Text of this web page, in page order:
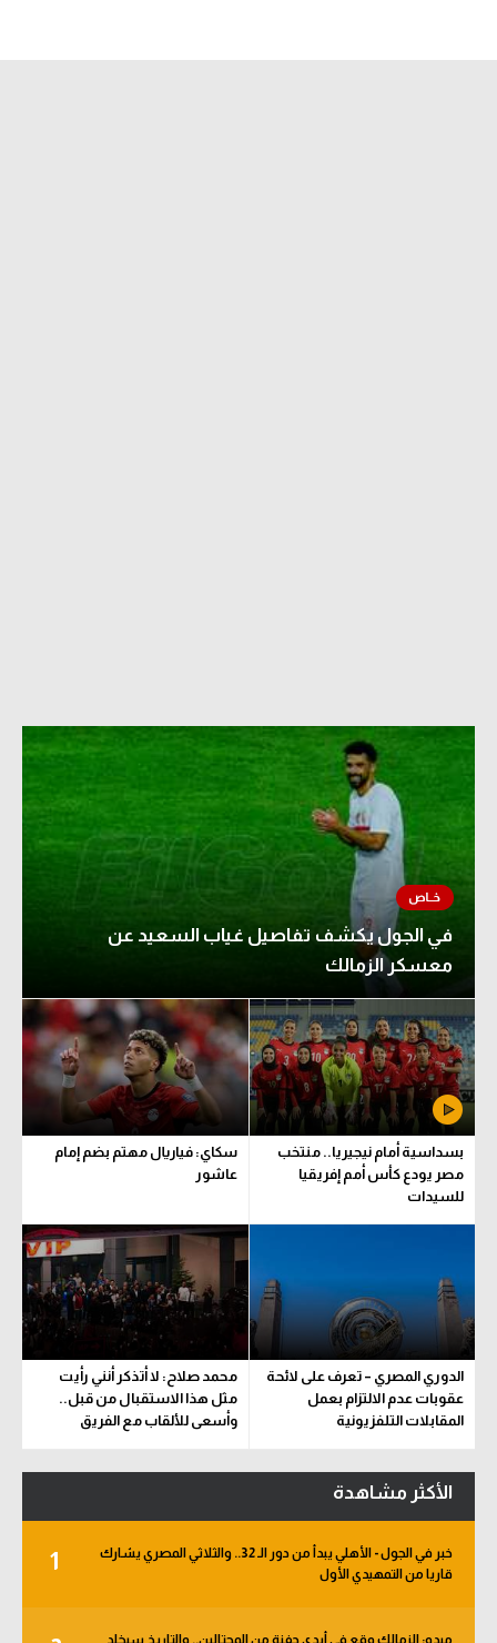
في الجول يكشف تفاصيل غياب السعيد عن
معسكر الزمالك
بسداسية أمام نيجيريا.. منتخب
مصر يودع كأس أمم إفريقيا
للسيدات
سكاي: فياريال مهتم بضم إمام
عاشور
الدوري المصري – تعرف على لائحة
عقوبات عدم الالتزام بعمل
المقابلات التلفزيونية
محمد صلاح: لا أتذكر أنني رأيت
مثل هذا الاستقبال من قبل..
وأسعى للألقاب مع الفريق
الأكثر مشاهدة
1
خبر في الجول - الأهلي يبدأ من دور الـ 32.. والثلاثي المصري يشارك
قاريا من التمهيدي الأول
ميدو: الزمالك وقع في أيدي حفنة من المحتالين.. والتاريخ سيخلد